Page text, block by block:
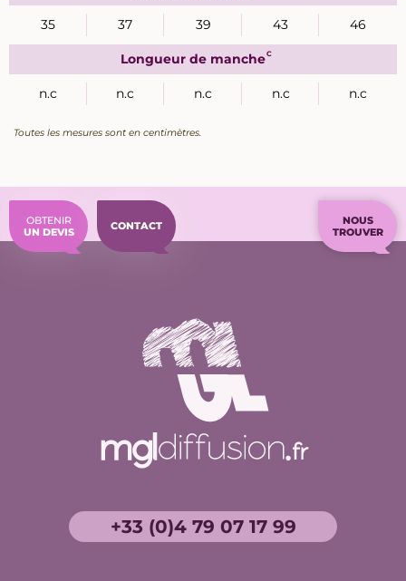
35 37 39 43 46
Longueur de mancheC
n.c n.c n.c n.c n.c
Toutes les mesures sont en centimètres.
OBTENIR
UN DEVIS
CONTACT
NOUS
TROUVER
+33 (0)4 79 07 17 99